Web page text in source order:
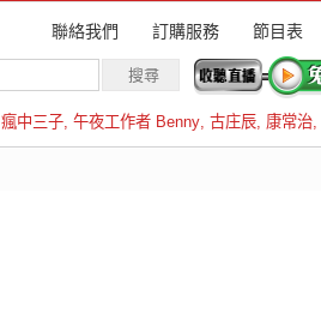
聯絡我們 訂購服務 節目表
瘋中三子, 午夜工作者 Benny, 古庄辰, 康常治,